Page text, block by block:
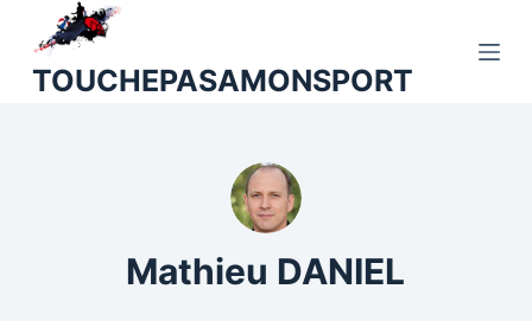
TOUCHEPASAMONSPORT
Mathieu DANIEL